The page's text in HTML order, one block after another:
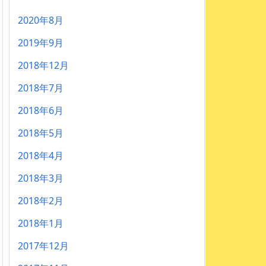
2020年8月
2019年9月
2018年12月
2018年7月
2018年6月
2018年5月
2018年4月
2018年3月
2018年2月
2018年1月
2017年12月